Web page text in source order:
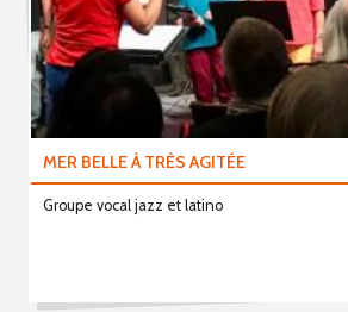
MER BELLE À TRÈS AGITÉE
Groupe vocal jazz et latino